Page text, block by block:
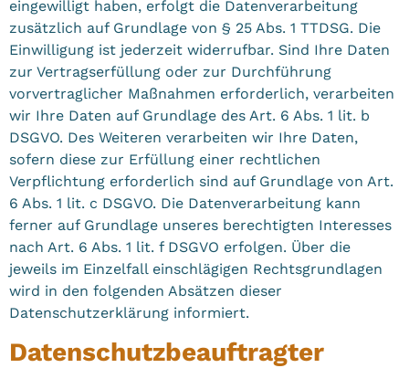
eingewilligt haben, erfolgt die Datenverarbeitung
zusätzlich auf Grundlage von § 25 Abs. 1 TTDSG. Die
Einwilligung ist jederzeit widerrufbar. Sind Ihre Daten
zur Vertragserfüllung oder zur Durchführung
vorvertraglicher Maßnahmen erforderlich, verarbeiten
wir Ihre Daten auf Grundlage des Art. 6 Abs. 1 lit. b
DSGVO. Des Weiteren verarbeiten wir Ihre Daten,
sofern diese zur Erfüllung einer rechtlichen
Verpflichtung erforderlich sind auf Grundlage von Art.
6 Abs. 1 lit. c DSGVO. Die Datenverarbeitung kann
ferner auf Grundlage unseres berechtigten Interesses
nach Art. 6 Abs. 1 lit. f DSGVO erfolgen. Über die
jeweils im Einzelfall einschlägigen Rechtsgrundlagen
wird in den folgenden Absätzen dieser
Datenschutzerklärung informiert.
Datenschutz­beauftragter